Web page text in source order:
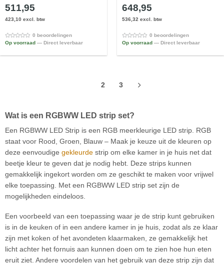
511,95
423,10 excl. btw
0 beoordelingen
Op voorraad — Direct leverbaar
648,95
536,32 excl. btw
0 beoordelingen
Op voorraad — Direct leverbaar
2 3
Wat is een RGBWW LED strip set?
Een RGBWW LED Strip is een RGB meerkleurige LED strip. RGB
staat voor Rood, Groen, Blauw – Maak je keuze uit de kleuren op
deze eenvoudige gekleurde strip om elke kamer in je huis net dat
beetje kleur te geven dat je nodig hebt. Deze strips kunnen
gemakkelijk ingekort worden om ze geschikt te maken voor vrijwel
elke toepassing. Met een RGBWW LED strip set zijn de
mogelijkheden eindeloos.
Een voorbeeld van een toepassing waar je de strip kunt gebruiken
is in de keuken of in een andere kamer in je huis, zodat als ze klaar
zijn met koken of het avondeten klaarmaken, ze gemakkelijk het
licht achter het fornuis aan kunnen doen om te zien hoe hun eten
eruit ziet. Andere voordelen van het gebruik van deze strip zijn dat